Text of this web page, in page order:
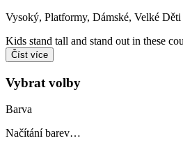
Vysoký, Platformy, Dámské, Velké
Kids stand tall and stand out in these
Číst více
Vybrat volby
Barva
Načítání barev…